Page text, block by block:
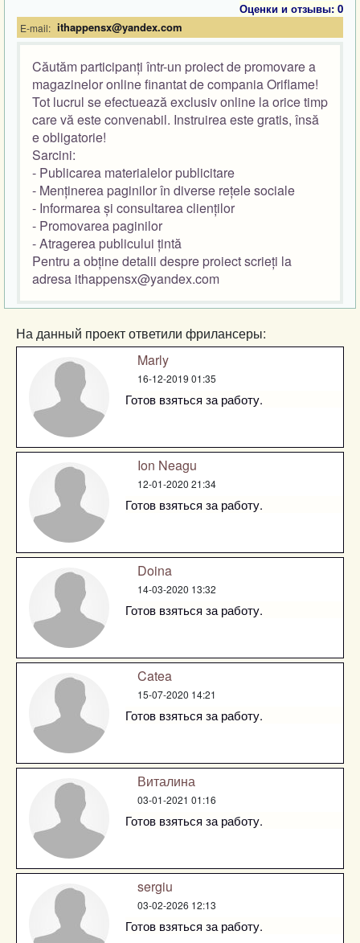
Оценки и отзывы: 0
E-mail: ithappensx@yandex.com
Căutăm participanți într-un proiect de promovare a
magazinelor online finantat de compania Oriflame!
Tot lucrul se efectuează exclusiv online la orice timp
care vă este convenabil. Instruirea este gratis, însă
e obligatorie!
Sarcini:
- Publicarea materialelor publicitare
- Menținerea paginilor în diverse rețele sociale
- Informarea și consultarea clienților
- Promovarea paginilor
- Atragerea publicului țintă
Pentru a obține detalii despre proiect scrieți la
adresa ithappensx@yandex.com
На данный проект ответили фрилансеры:
Marly
16-12-2019 01:35
Готов взяться за работу.
Ion Neagu
12-01-2020 21:34
Готов взяться за работу.
Doina
14-03-2020 13:32
Готов взяться за работу.
Catea
15-07-2020 14:21
Готов взяться за работу.
Виталина
03-01-2021 01:16
Готов взяться за работу.
sergiu
03-02-2026 12:13
Готов взяться за работу.